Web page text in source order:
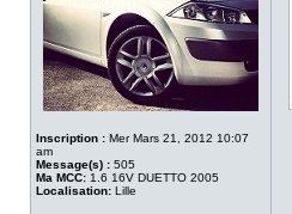
Inscription : Mer Mars 21, 2012 10:07
am
Message(s) : 505
Ma MCC: 1.6 16V DUETTO 2005
Localisation: Lille